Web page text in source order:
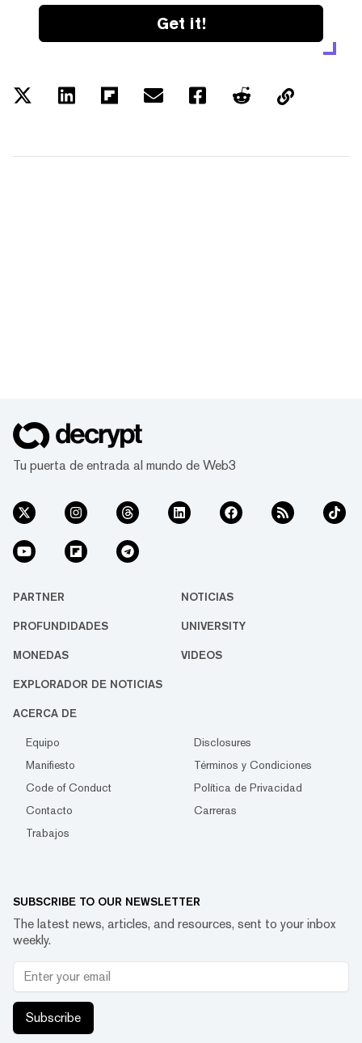
Get it!
Tu puerta de entrada al mundo de Web3
PARTNER NOTICIAS
PROFUNDIDADES UNIVERSITY
MONEDAS VIDEOS
EXPLORADOR DE NOTICIAS
ACERCA DE
Equipo
Disclosures
Manifiesto
Términos y Condiciones
Code of Conduct
Política de Privacidad
Contacto
Carreras
Trabajos
SUBSCRIBE TO OUR NEWSLETTER
The latest news, articles, and resources, sent to your inbox
weekly.
Subscribe